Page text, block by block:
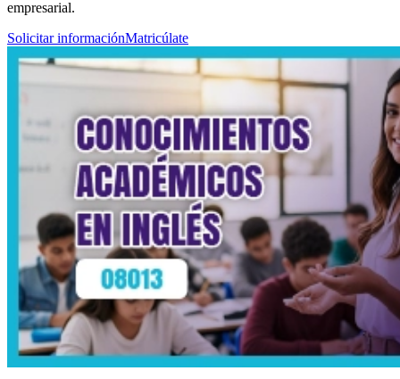
empresarial.
Solicitar informaciónMatricúlate